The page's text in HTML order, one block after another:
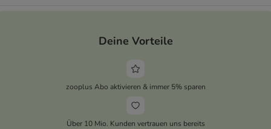
Deine Vorteile
zooplus Abo aktivieren & immer 5% sparen
Über 10 Mio. Kunden vertrauen uns bereits